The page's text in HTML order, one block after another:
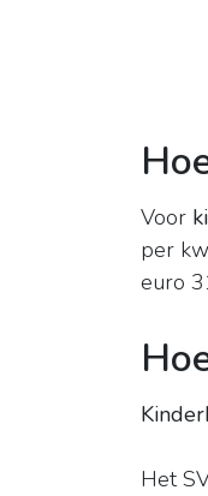
Voor
per
euro
Het